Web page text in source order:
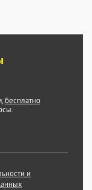
бесплатно
и